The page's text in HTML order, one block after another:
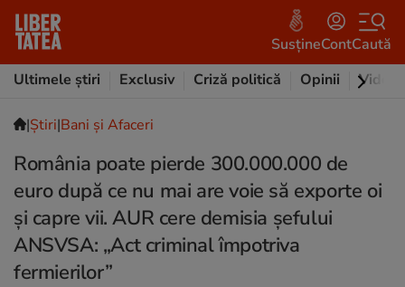
SusțineContCaută
Ultimele știri
Exclusiv Criză politică Opinii Video
|Ştiri|Bani și Afaceri
România poate pierde 300.000.000 de
euro după ce nu mai are voie să exporte oi
și capre vii. AUR cere demisia șefului
ANSVSA: „Act criminal împotriva
fermierilor”